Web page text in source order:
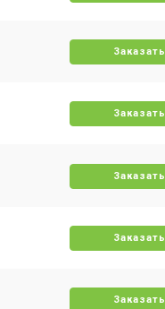
Заказать
Заказать
Заказать
Заказать
Заказать